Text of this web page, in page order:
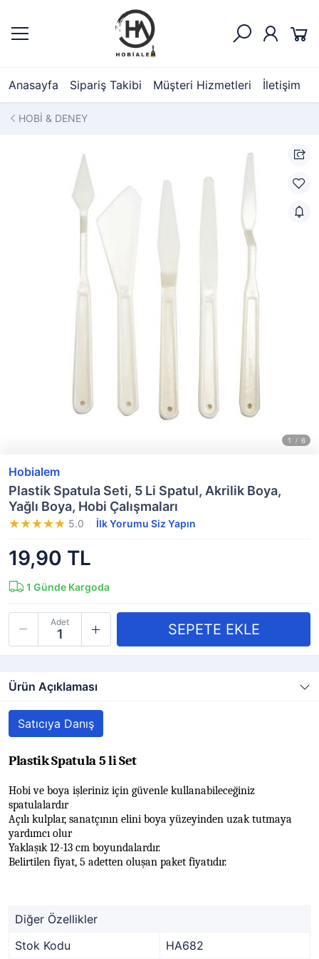
Anasayfa Sipariş Takibi Müşteri Hizmetleri İletişim
HOBİ & DENEY
Hobialem
Plastik Spatula Seti, 5 Li Spatul, Akrilik Boya,
Yağlı Boya, Hobi Çalışmaları
5.0 İlk Yorumu Siz Yapın
19,90 TL
1 Günde Kargoda
Adet
Ürün Açıklaması
Satıcıya Danış
Plastik Spatula 5 li Set
Hobi ve boya işleriniz için güvenle kullanabileceğiniz
spatulalardır
Açılı kulplar, sanatçının elini boya yüzeyinden uzak tutmaya
yardımcı olur
Yaklaşık 12-13 cm boyundalardır.
Belirtilen fiyat, 5 adetten oluşan paket fiyatıdır.
Diğer Özellikler
Stok Kodu
HA682